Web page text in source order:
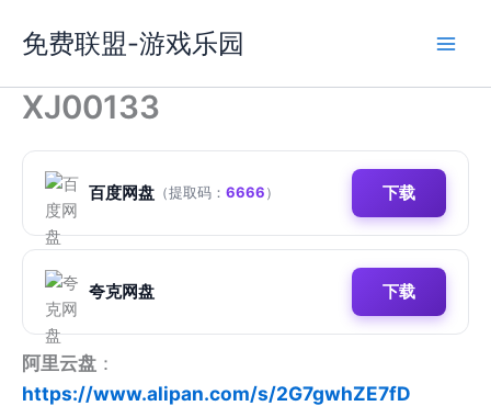
容
免费联盟-游戏乐园
XJ00133
百度网盘 （提取码： 6666） 下载
夸克网盘 下载
阿里云盘 ：
https://www.alipan.com/s/2G7gwhZE7fD